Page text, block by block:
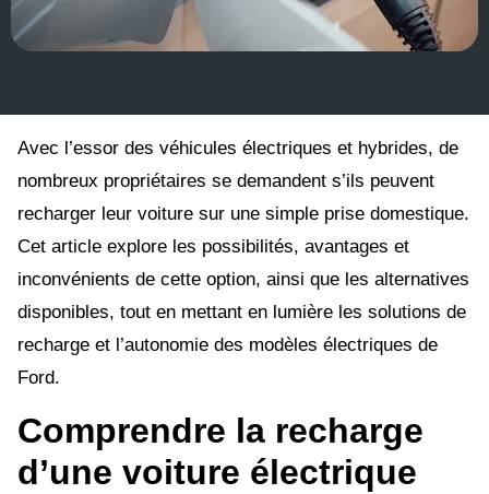
Avec l’essor des véhicules électriques et hybrides, de
nombreux propriétaires se demandent s’ils peuvent
recharger leur voiture sur une simple prise domestique.
Cet article explore les possibilités, avantages et
inconvénients de cette option, ainsi que les alternatives
disponibles, tout en mettant en lumière les solutions de
recharge et l’autonomie des modèles électriques de
Ford.
Comprendre la recharge
d’une voiture électrique